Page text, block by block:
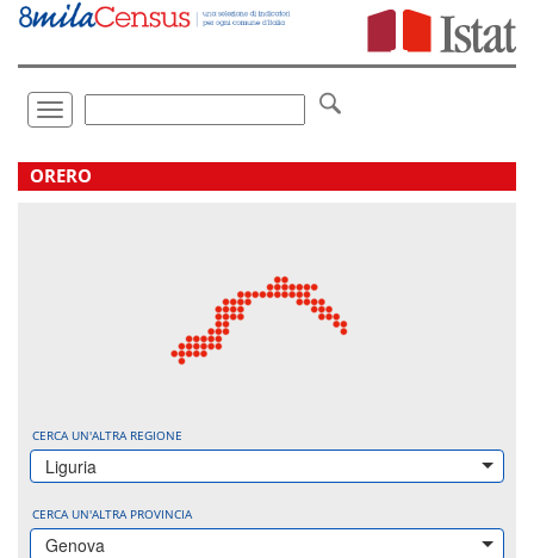
Vai
direttamente
Toggle
navigation
.
ORERO
CERCA UN'ALTRA REGIONE
Liguria
CERCA UN'ALTRA PROVINCIA
Genova